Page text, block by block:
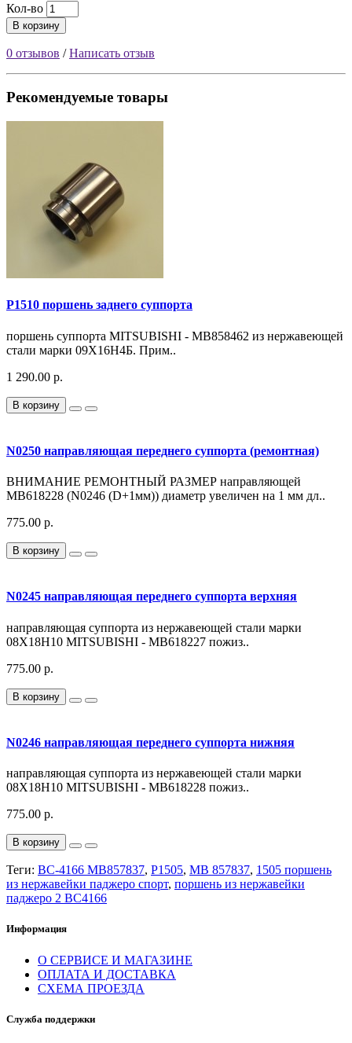
Кол-во
В корзину
0 отзывов /Написать отзыв
Рекомендуемые товары
P1510 поршень заднего суппорта
поршень суппорта MITSUBISHI - MB858462 из нержавеющей
стали марки 09Х16Н4Б. Прим..
1 290.00 р.
В корзину
N0250 направляющая переднего суппорта (ремонтная)
ВНИМАНИЕ РЕМОНТНЫЙ РАЗМЕР направляющей
MB618228 (N0246 (D+1мм)) диаметр увеличен на 1 мм дл..
775.00 р.
В корзину
N0245 направляющая переднего суппорта верхняя
направляющая суппорта из нержавеющей стали марки
08Х18Н10 MITSUBISHI - MB618227 пожиз..
775.00 р.
В корзину
N0246 направляющая переднего суппорта нижняя
направляющая суппорта из нержавеющей стали марки
08Х18Н10 MITSUBISHI - MB618228 пожиз..
775.00 р.
В корзину
Теги: BC-4166 MB857837, P1505, MB 857837, 1505 поршень
из нержавейки паджеро спорт, поршень из нержавейки
паджеро 2 BC4166
Информация
О СЕРВИСЕ И МАГАЗИНЕ
ОПЛАТА И ДОСТАВКА
СХЕМА ПРОЕЗДА
Служба поддержки